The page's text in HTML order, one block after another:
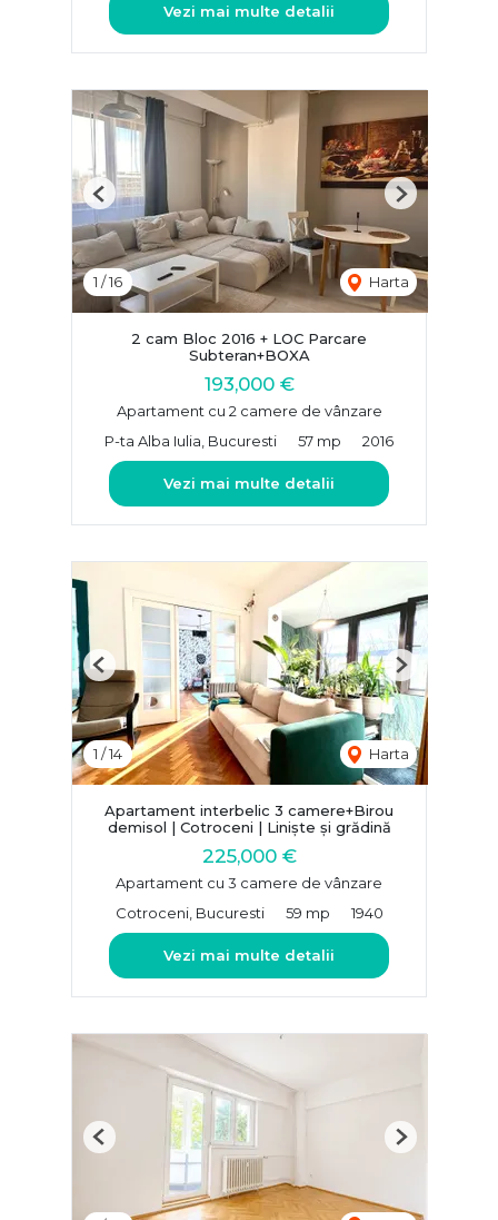
Vezi mai multe detalii
1 /16 Harta
Previous Next
2 cam Bloc 2016 + LOC Parcare
Subteran+BOXA
193,000 €
Apartament cu 2 camere de vânzare
P-ta Alba Iulia, Bucuresti
57 mp 2016
Vezi mai multe detalii
1 /14 Harta
Previous Next
Apartament interbelic 3 camere+Birou
demisol | Cotroceni | Liniște și grădină
225,000 €
Apartament cu 3 camere de vânzare
Cotroceni, Bucuresti
59 mp 1940
Vezi mai multe detalii
Previous Next